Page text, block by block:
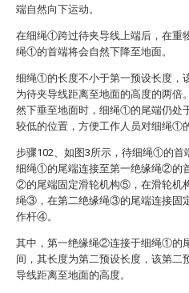
端自然向下运动。
在细绳①跨过待夹导线上端后，在重
绳①的首端将会自然下降至地面。
细绳①的长度不小于第一预设长度，
为待夹导线距离至地面的高度的两倍
然下垂至地面时，细绳①的尾端仍处
较低的位置，方便工作人员对细绳①
步骤102、如图3所示，待细绳①的首
细绳①的尾端连接至第一绝缘绳②的
②的尾端固定滑轮机构⑤，在滑轮机
绳③，在第二绝缘绳③的尾端连接固
作杆④。
其中，第一绝缘绳②连接于细绳①的
间，其长度为第二预设长度，该第二
导线距离至地面的高度。